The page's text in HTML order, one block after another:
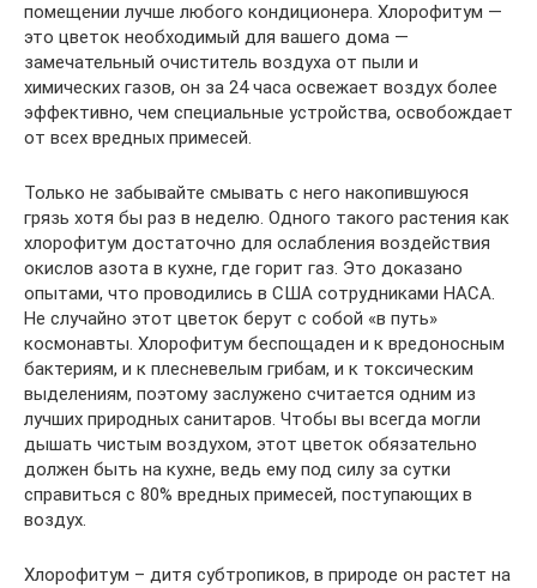
помещении лучше любого кондиционера. Хлорофитум —
это цветок необходимый для вашего дома —
замечательный очиститель воздуха от пыли и
химических газов, он за 24 часа освежает воздух более
эффективно, чем специальные устройства, освобождает
от всех вредных примесей.
Только не забывайте смывать с него накопившуюся
грязь хотя бы раз в неделю. Одного такого растения как
хлорофитум достаточно для ослабления воздействия
окислов азота в кухне, где горит газ. Это доказано
опытами, что проводились в США сотрудниками НАСА.
Не случайно этот цветок берут с собой «в путь»
космонавты. Хлорофитум беспощаден и к вредоносным
бактериям, и к плесневелым грибам, и к токсическим
выделениям, поэтому заслужено считается одним из
лучших природных санитаров. Чтобы вы всегда могли
дышать чистым воздухом, этот цветок обязательно
должен быть на кухне, ведь ему под силу за сутки
справиться с 80% вредных примесей, поступающих в
воздух.
Хлорофитум – дитя субтропиков, в природе он растет на